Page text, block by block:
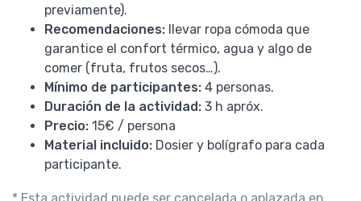
previamente).
Recomendaciones: llevar ropa cómoda que
garantice el confort térmico, agua y algo de
comer (fruta, frutos secos…).
Mínimo de participantes: 4 personas.
Duración de la actividad: 3 h apróx.
Precio: 15€ / persona
Material incluido: Dosier y bolígrafo para cada
participante.
* Esta actividad puede ser cancelada o aplazada en